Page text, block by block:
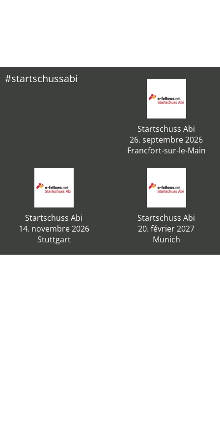
#startschussabi
Startschuss Abi
26. septembre 2026
Francfort-sur-le-Main
Startschuss Abi
14. novembre 2026
Stuttgart
Startschuss Abi
20. février 2027
Munich